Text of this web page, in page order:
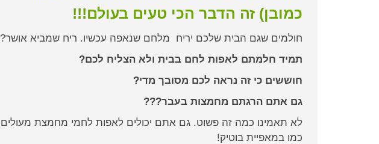
כמובן) זה הדבר הכי טעים בעולם!!!
חולמים שגם הבית שלכם יריח מלחם שנאפה עכשיו. ריח שמביא אושר?
תמיד חלמתם לאפות לחם בבית ולא הצליח לכם?
חוששים כי זה נראה לכם מסובך מדי?
גם אתם הרגתם מחמצות בעבר???
לא תאמינו כמה זה פשוט. גם אתם יכולים לאפות לחמי מחמצת מעולים
כמו במאפיית בוטיק!